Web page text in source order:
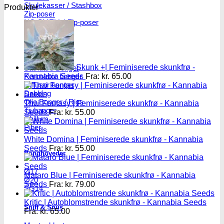
Skulekasser / Stashbox
Zip-poser
NO SMELL | Zip-poser
Jointbox
Bonger og piber
Standard Bonger
Percolator bonger
Diffusor bonger
Dabbing
Olie Bonger / Rigs
Tjubanger
Chillum
Piber
Bonghoveder
Ø17
Ø20
SG14
Sniff & Snus
Produkter
Skunk +| Feminiserede skunkfrø -
Kannabia Seeds Fra: kr. 65.00
Thai Fantasy | Feminiserede skunkfrø - Kannabia
Seeds Fra: kr. 55.00
White Domina | Feminiserede skunkfrø - Kannabia
Seeds Fra: kr. 55.00
Mataro Blue | Feminiserede skunkfrø - Kannabia
Seeds Fra: kr. 79.00
Kritic | Autoblomstrende skunkfrø - Kannabia Seeds
Fra:kr.65.00